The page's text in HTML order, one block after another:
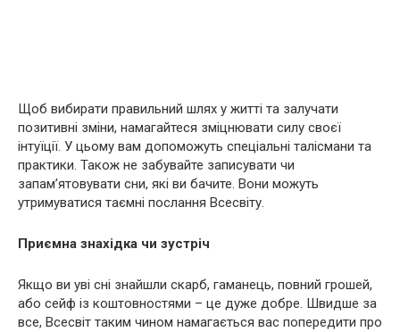
Щоб вибирати правильний шлях у житті та залучати
позитивні зміни, намагайтеся зміцнювати силу своєї
інтуїції. У цьому вам допоможуть спеціальні талісмани та
практики. Також не забувайте записувати чи
запам’ятовувати сни, які ви бачите. Вони можуть
утримуватися таємні послання Всесвіту.
Приємна знахідка чи зустріч
Якщо ви уві сні знайшли скарб, гаманець, повний грошей,
або сейф із коштовностями – це дуже добре. Швидше за
все, Всесвіт таким чином намагається вас попередити про